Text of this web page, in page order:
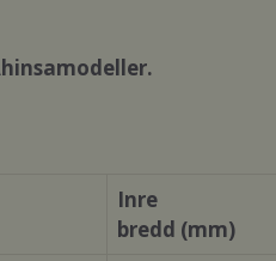
Inre
bredd (mm)